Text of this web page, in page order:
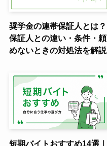
奨学金の連帯保証人とは？
保証人との違い・条件・頼
めないときの対処法を解説
短期バイトおすすめ14選｜